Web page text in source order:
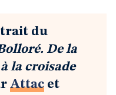
du
De la
la croisade
Attac et